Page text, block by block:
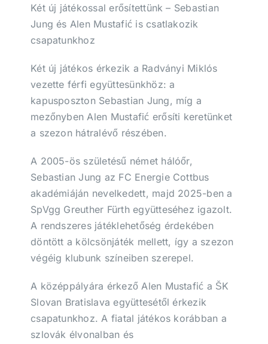
Két új játékossal erősítettünk – Sebastian
Jung és Alen Mustafić is csatlakozik
csapatunkhoz
Két új játékos érkezik a Radványi Miklós
vezette férfi együttesünkhöz: a
kapusposzton Sebastian Jung, míg a
mezőnyben Alen Mustafić erősíti keretünket
a szezon hátralévő részében.
A 2005-ös születésű német hálóőr,
Sebastian Jung az FC Energie Cottbus
akadémiáján nevelkedett, majd 2025-ben a
SpVgg Greuther Fürth együtteséhez igazolt.
A rendszeres játéklehetőség érdekében
döntött a kölcsönjáték mellett, így a szezon
végéig klubunk színeiben szerepel.
A középpályára érkező Alen Mustafić a ŠK
Slovan Bratislava együttesétől érkezik
csapatunkhoz. A fiatal játékos korábban a
szlovák élvonalban és